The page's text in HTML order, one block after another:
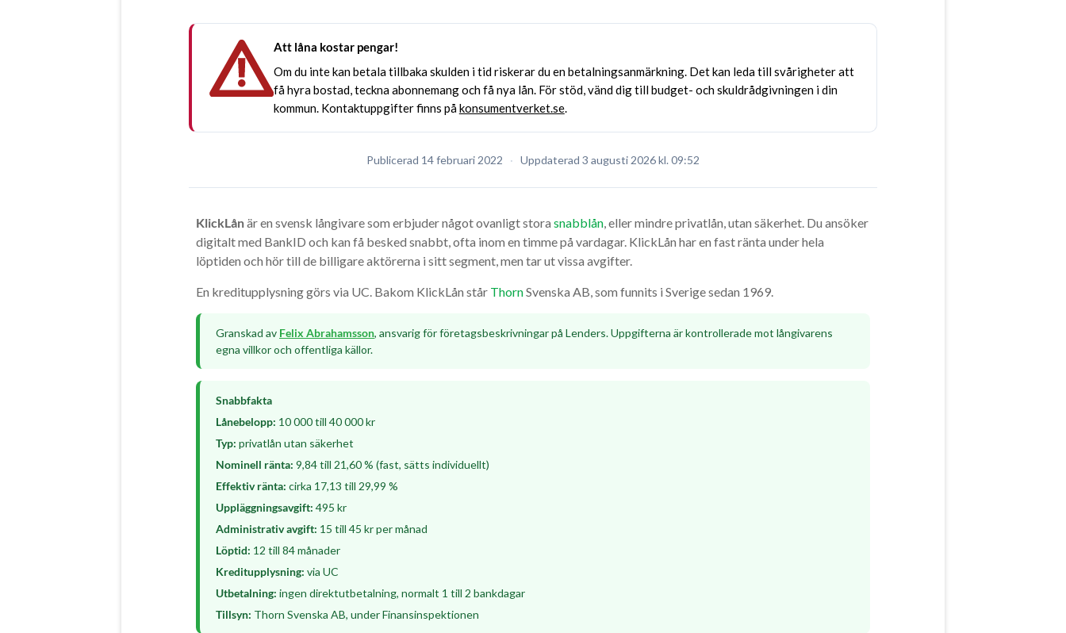
Att låna kostar pengar!
Om du inte kan betala tillbaka skulden i tid riskerar du en betalningsanmärkning. Det kan leda till svårigheter att
få hyra bostad, teckna abonnemang och få nya lån. För stöd, vänd dig till budget- och skuldrådgivningen i din
kommun. Kontaktuppgifter finns påkonsumentverket.se.
Publicerad 14 februari 2022 · Uppdaterad 3 augusti 2026kl. 09:52
KlickLånär en svensk långivare som erbjuder något ovanligt stora snabblån, eller mindre privatlån, utan säkerhet. Du ansöker
digitalt med BankID och kan få besked snabbt, ofta inom en timme på vardagar. KlickLån har en fast ränta under hela
löptiden och hör till de billigare aktörerna i sitt segment, men tar ut vissa avgifter.
En kreditupplysning görs via UC. Bakom KlickLån står ThornSvenska AB, som funnits i Sverige sedan 1969.
Granskad av Felix Abrahamsson, ansvarig för företagsbeskrivningar på Lenders. Uppgifterna är kontrollerade mot långivarens
egna villkor och offentliga källor.
Snabbfakta
Lånebelopp: 10 000 till 40 000 kr
Typ: privatlån utan säkerhet
Nominell ränta: 9,84 till 21,60 % (fast, sätts individuellt)
Effektiv ränta: cirka 17,13 till 29,99 %
Uppläggningsavgift: 495 kr
Administrativ avgift: 15 till 45 kr per månad
Löptid: 12 till 84 månader
Kreditupplysning: via UC
Utbetalning: ingen direktutbetalning, normalt 1 till 2 bankdagar
Tillsyn: Thorn Svenska AB, under Finansinspektionen